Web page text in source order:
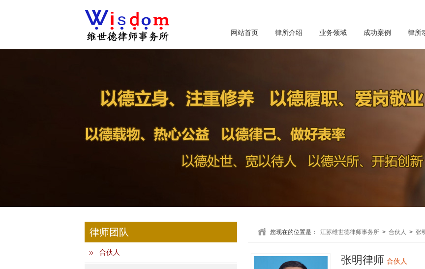
网站首页 律所介绍 业务领域 成功案例 律所
律师团队
合伙人
您现在的位置是： 江苏维世德律师事务所 > 合伙人 > 张
张明律师 合伙人